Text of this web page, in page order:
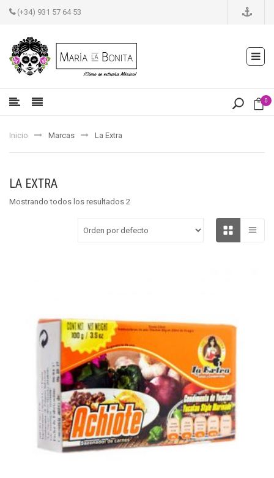
(+34) 931 57 64 53
0
Inicio Marcas La Extra
LA EXTRA
Mostrando todos los resultados 2